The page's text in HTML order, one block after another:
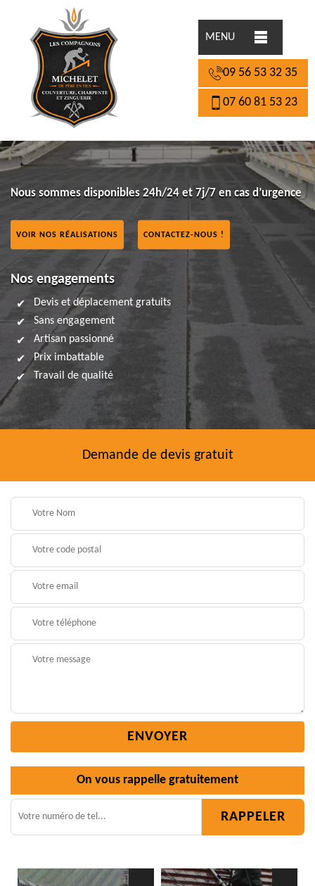
MENU
09 56 53 32 35
07 60 81 53 23
Nous sommes disponibles 24h/24 et 7j/7 en cas d’urgence
VOIR NOS RÉALISATIONS CONTACTEZ-NOUS !
Nos engagements
Devis et déplacement gratuits
Sans engagement
Artisan passionné
Prix imbattable
Travail de qualité
Demande de devis gratuit
On vous rappelle gratuitement